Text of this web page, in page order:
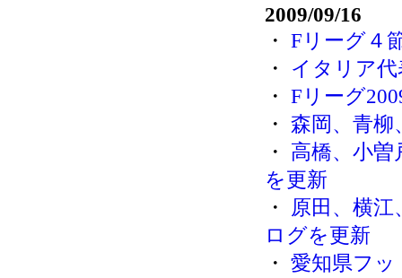
2009/09/16
・ Fリーグ４
・ イタリア
・ Fリーグ
・ 森岡、青柳
・ 高橋、小
を更新
・
原田、横
ログを更新
・ 愛知県フ